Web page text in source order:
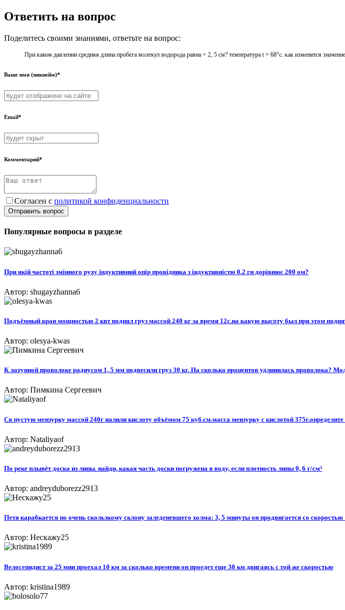
Ответить на вопрос
Поделитесь своими знаниями, ответьте на вопрос:
При каком давлении средняя длина пробега молекул водорода равна = 2, 5 см? температура t = 68°с. как изменится
Ваше имя (никнейм)*
Email*
Комментарий*
Согласен с политикой конфиденциальности
Отправить вопрос
Популярные вопросы в разделе
При якій частоті змінного руху індуктивний опір провідника з індуктивністю 0.2 гн дорівнює 200 ом?
Автор: shugayzhanna6
Подъёмный кран мощностью 2 квт поднял груз массой 240 кг за время 12с.на какую высоту был при этом
Автор: olesya-kwas
К латунной проволоке радиусом 1, 5 мм подвесили груз 30 кг. На сколько процентов удлинилась проволока?
Автор: Пимкина Сергеевич
Св пустую мензурку массой 240г налили кислоту объёмом 75 куб.см.масса мензурку с кислотой
Автор: Nataliyaof
По реке плывёт доска из липы. найди, какая часть доски погружена в воду, если плотность липы 0, 6 г/см³
Автор: andreyduborezz2913
Петя карабкается по очень скользкому склону заледеневшего холма: 3, 5 минуты он продвигается со
Автор: Нескажу25
Велосепидист за 25 мин проехал 10 км за сколько времени он проедет еще 30 км двигаясь с той же скоростью
Автор: kristina1989